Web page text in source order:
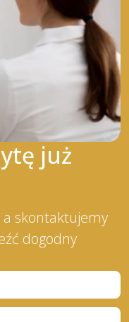
już
a skontaktujemy
dogodny